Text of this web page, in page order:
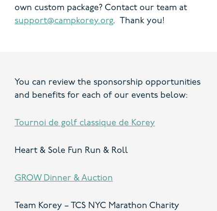
own custom package? Contact our team at
support@campkorey.org. Thank you!
You can review the sponsorship opportunities
and benefits for each of our events below:
Tournoi de golf classique de Korey
Heart & Sole Fun Run & Roll
GROW Dinner & Auction
Team Korey – TCS NYC Marathon Charity